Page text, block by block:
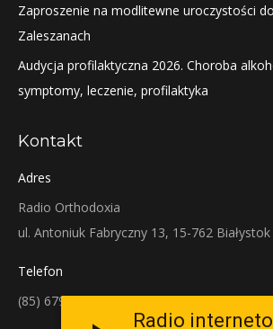
Zaproszenie na modlitewne uroczystości
Zaleszanach
Audycja profilaktyczna 2026. Choroba
symptomy, leczenie, profilaktyka
Kontakt
Adres
Radio Orthodoxia
ul. Antoniuk Fabryczny 13, 15-762
Telefon
(85) 679-38-38
Radio